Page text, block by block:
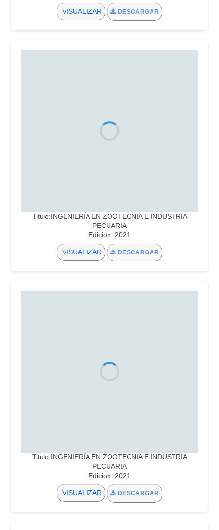
VISUALIZAR DESCARGAR
Titulo:INGENIERÍA EN ZOOTECNIA E INDUSTRIA
PECUARIA
Edicion: 2021
VISUALIZAR DESCARGAR
Titulo:INGENIERÍA EN ZOOTECNIA E INDUSTRIA
PECUARIA
Edicion: 2021
VISUALIZAR DESCARGAR